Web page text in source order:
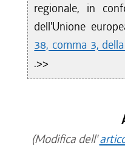
regionale, in
dell'Unione
38, comma 3,
.>>
(Modifica dell'